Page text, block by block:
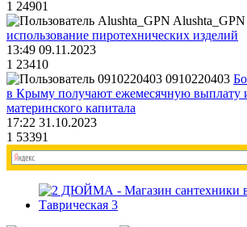
1 24901
Alushta_GPN
использование пиротехнических изделий
13:49 09.11.2023
1 23410
0910220403
в Крыму получают ежемесячную выплату
материнского капитала
17:22 31.10.2023
1 53391